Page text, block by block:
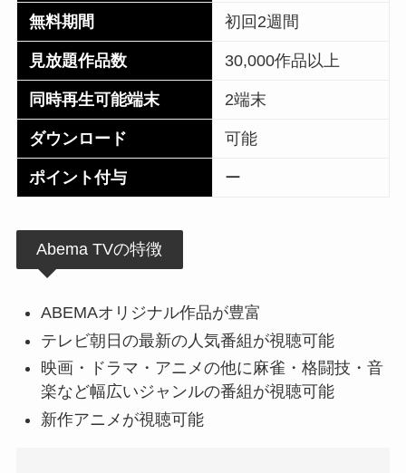
無料期間 初回2週間
見放題作品数 30,000作品以上
同時再生可能端末 2端末
ダウンロード 可能
ポイント付与 ー
Abema TVの特徴
ABEMAオリジナル作品が豊富
テレビ朝日の最新の人気番組が視聴可能
映画・ドラマ・アニメの他に麻雀・格闘技・音
楽など幅広いジャンルの番組が視聴可能
新作アニメが視聴可能